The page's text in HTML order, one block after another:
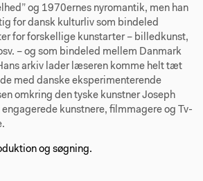
og 1970ernes nyromantik, men han
for dansk kulturliv som bindeled
for forskellige kunstarter – billedkunst,
– og som bindeled mellem Danmark
arkiv lader læseren komme helt tæt
med danske eksperimenterende
omkring den tyske kunstner Joseph
kunstnere, filmmagere og Tv-
og søgning.